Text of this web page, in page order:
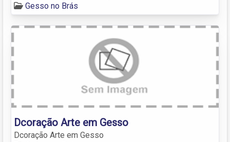
Gesso no Brás
Dcoração Arte em Gesso
Dcoração Arte em Gesso